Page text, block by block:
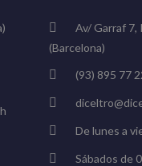
Av/ Garraf 7,
(Barcelona)
(93) 895 77
De lunes a
Sábados de